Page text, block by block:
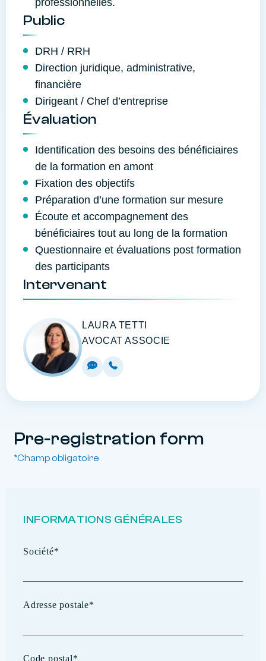
Public
DRH / RRH
Direction juridique, administrative,
financière
Dirigeant / Chef d’entreprise
Évaluation
Identification des besoins des bénéficiaires
de la formation en amont
Fixation des objectifs
Préparation d’une formation sur mesure
Écoute et accompagnement des
bénéficiaires tout au long de la formation
Questionnaire et évaluations post formation
des participants
Intervenant
LAURA TETTI
AVOCAT ASSOCIE
Pre-registration form
*Champ obligatoire
INFORMATIONS GÉNÉRALES